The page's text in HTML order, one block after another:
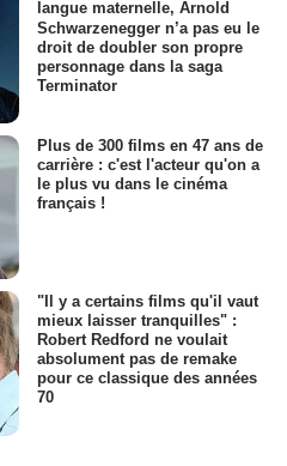
langue maternelle, Arnold
Schwarzenegger n’a pas eu le
droit de doubler son propre
personnage dans la saga
Terminator
Plus de 300 films en 47 ans de
carrière : c'est l'acteur qu'on a
le plus vu dans le cinéma
français !
"Il y a certains films qu'il vaut
mieux laisser tranquilles" :
Robert Redford ne voulait
absolument pas de remake
pour ce classique des années
70